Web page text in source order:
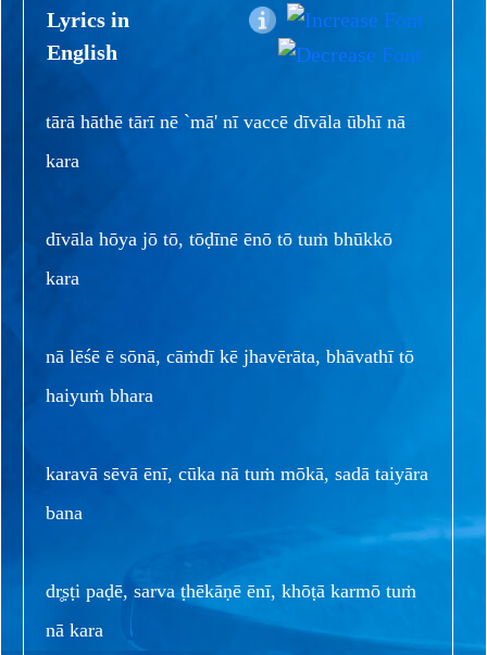
Lyrics in
English
tārā hāthē tārī nē `mā' nī vaccē dīvāla ūbhī nā
kara
dīvāla hōya jō tō, tōḍīnē ēnō tō tuṁ bhūkkō
kara
nā lēśē ē sōnā, cāṁdī kē jhavērāta, bhāvathī tō
haiyuṁ bhara
karavā sēvā ēnī, cūka nā tuṁ mōkā, sadā taiyāra
bana
dr̥ṣṭi paḍē, sarva ṭhēkāṇē ēnī, khōṭā karmō tuṁ
nā kara